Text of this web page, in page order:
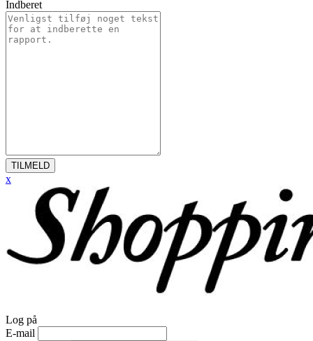
Indberet
TILMELD
x
Log på
E-mail